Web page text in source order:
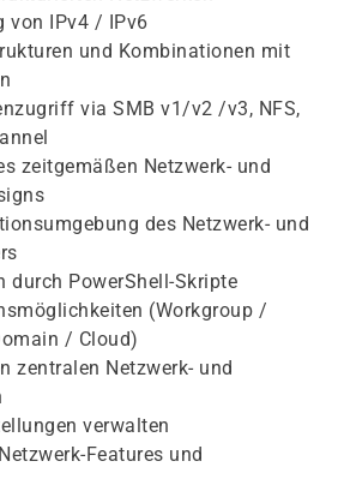
von IPv4 / IPv6
und Kombinationen mit
via SMB v1/v2 /v3, NFS,
zeitgemäßen Netzwerk- und
des Netzwerk- und
durch PowerShell-Skripte
(Workgroup /
/ Cloud)
zentralen Netzwerk- und
verwalten
Features und